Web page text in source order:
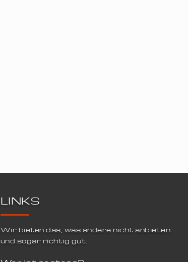
LINKS
Wir bieten das, was andere nicht anbieten
und sogar richtig gut.